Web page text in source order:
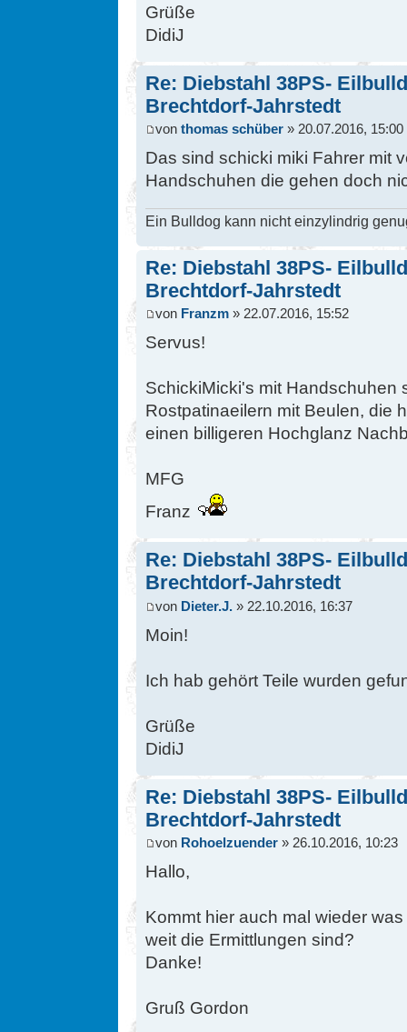
Grüße
DidiJ
Re: Diebstahl 38PS-
Brechtdorf-Jahrstedt
von thomas schüber » 20.07.2016, 15:00
Das sind schicki miki Fahrer mit
Handschuhen die gehen doch
Ein Bulldog kann nicht einzylindrig
Re: Diebstahl 38PS-
Brechtdorf-Jahrstedt
von Franzm » 22.07.2016, 15:52
Servus!
SchickiMicki's mit Handschuhen
Rostpatinaeilern mit Beulen, die
einen billigeren Hochglanz
MFG
Franz
Re: Diebstahl 38PS-
Brechtdorf-Jahrstedt
von Dieter.J. » 22.10.2016, 16:37
Moin!
Ich hab gehört Teile wurden
Grüße
DidiJ
Re: Diebstahl 38PS-
Brechtdorf-Jahrstedt
von Rohoelzuender » 26.10.2016, 10:23
Hallo,
Kommt hier auch mal wieder
weit die Ermittlungen sind?
Danke!
Gruß Gordon